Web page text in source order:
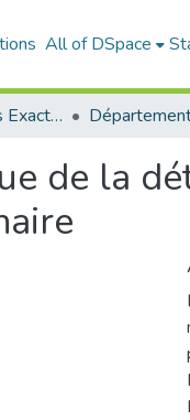
All of DSpace
Faculté des Sciences Exactes et de l'Informatique
de la